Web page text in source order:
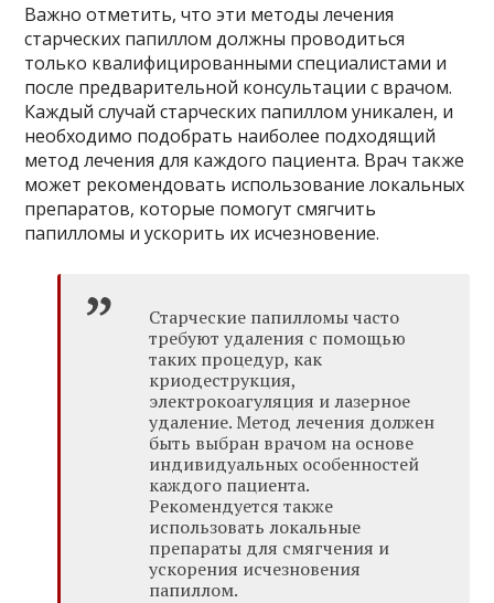
Важно отметить, что эти методы лечения
старческих папиллом должны проводиться
только квалифицированными специалистами и
после предварительной консультации с врачом.
Каждый случай старческих папиллом уникален, и
необходимо подобрать наиболее подходящий
метод лечения для каждого пациента. Врач также
может рекомендовать использование локальных
препаратов, которые помогут смягчить
папилломы и ускорить их исчезновение.
Старческие папилломы часто
требуют удаления с помощью
таких процедур, как
криодеструкция,
электрокоагуляция и лазерное
удаление. Метод лечения должен
быть выбран врачом на основе
индивидуальных особенностей
каждого пациента.
Рекомендуется также
использовать локальные
препараты для смягчения и
ускорения исчезновения
папиллом.